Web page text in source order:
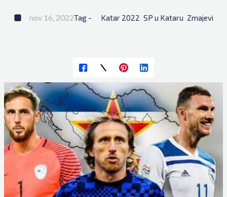
nov 16, 2022Tag - Katar 2022 SP u Kataru Zmajevi